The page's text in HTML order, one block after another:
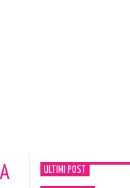
ULTIMI POST